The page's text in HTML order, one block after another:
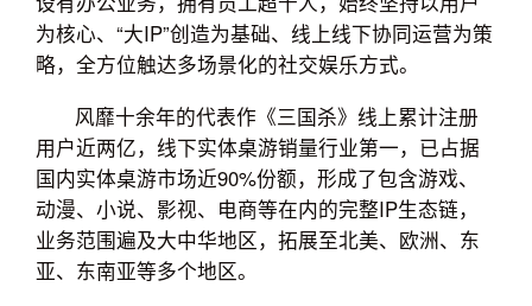
为核心、“大IP”创造为基础、线上线下协同运营为策
略，全方位触达多场景化的社交娱乐方式。
风靡十余年的代表作《三国杀》线上累计注册
用户近两亿，线下实体桌游销量行业第一，已占据
国内实体桌游市场近90%份额，形成了包含游戏、
动漫、小说、影视、电商等在内的完整IP生态链，
业务范围遍及大中华地区，拓展至北美、欧洲、东
亚、东南亚等多个地区。